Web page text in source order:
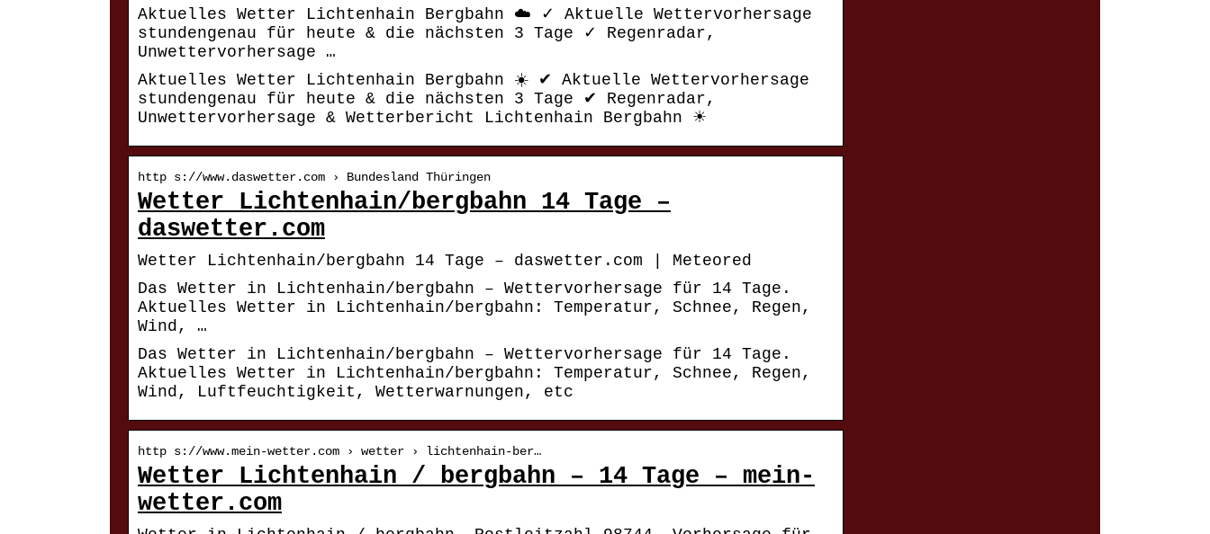
Aktuelles Wetter Lichtenhain Bergbahn ☁️ ✓ Aktuelle Wettervorhersage
stundengenau für heute & die nächsten 3 Tage ✓ Regenradar,
Unwettervorhersage …
Aktuelles Wetter Lichtenhain Bergbahn ☀️ ✔ Aktuelle Wettervorhersage
stundengenau für heute & die nächsten 3 Tage ✔ Regenradar,
Unwettervorhersage & Wetterbericht Lichtenhain Bergbahn ☀
http s://www.daswetter.com › Bundesland Thüringen
Wetter Lichtenhain/bergbahn 14 Tage –
daswetter.com
Wetter Lichtenhain/bergbahn 14 Tage – daswetter.com | Meteored
Das Wetter in Lichtenhain/bergbahn – Wettervorhersage für 14 Tage.
Aktuelles Wetter in Lichtenhain/bergbahn: Temperatur, Schnee, Regen,
Wind, …
Das Wetter in Lichtenhain/bergbahn – Wettervorhersage für 14 Tage.
Aktuelles Wetter in Lichtenhain/bergbahn: Temperatur, Schnee, Regen,
Wind, Luftfeuchtigkeit, Wetterwarnungen, etc
http s://www.mein-wetter.com › wetter › lichtenhain-ber…
Wetter Lichtenhain / bergbahn – 14 Tage – mein-
wetter.com